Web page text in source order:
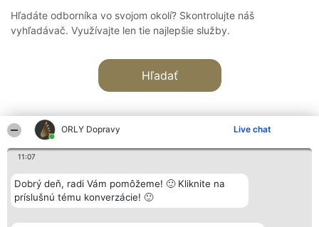
ORLY Dopravy Live chat
11:07
Dobrý deň, radi Vám pomôžeme! 🙂 Kliknite na
príslušnú tému konverzácie! 🙂
Hľadáte odborníka vo svojom okolí? Skontrolujte náš
vyhľadávač. Využívajte len tie najlepšie služby.
Hľadať
Organizátor hodnotenia
Bright Side Solutions sp. z o.
o. sp. k.
Wrocław 50-079
Hodnotenie
Laureáti
Lista
Laureatów
Kontakt
Kontakt